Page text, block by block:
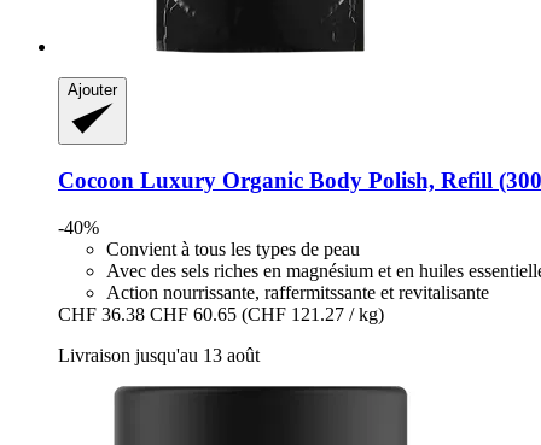
Ajouter
Cocoon Luxury Organic Body Polish, Refill
-40%
Convient à tous les types de peau
Avec des sels riches en magnésium et en huiles
Action nourrissante, raffermitssante et revitalisante
CHF 36.38 CHF 60.65 (CHF 121.27 / kg)
Livraison jusqu'au 13 août